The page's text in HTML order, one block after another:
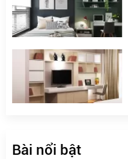
Bài nổi bật